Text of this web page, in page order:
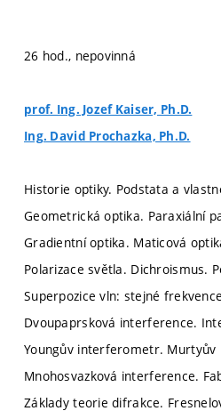
26 hod., nepovinná
prof. Ing. Jozef Kaiser, Ph.D.
Ing. David Prochazka, Ph.D.
Historie optiky. Podstata a
Geometrická optika. Paraxiální
Gradientní optika. Maticová
Polarizace světla. Dichroismus.
Superpozice vln: stejné
Dvoupaprsková interference.
Youngův interferometr.
Mnohosvazková interference.
Základy teorie difrakce.